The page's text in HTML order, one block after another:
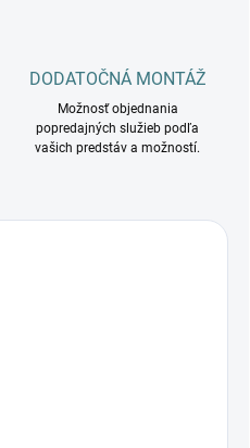
DODATOČNÁ MONTÁŽ
Možnosť objednania
popredajných služieb podľa
vašich predstáv a možností.